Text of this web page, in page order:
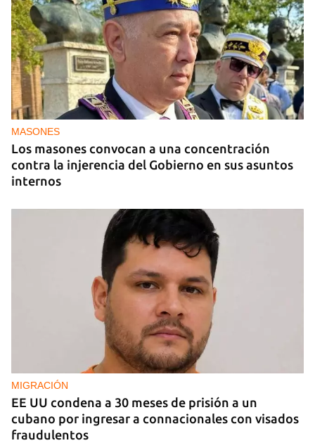
MIAMI
La hija de un diplomático castrista expulsado de
EE UU en 2003 está bajo custodia del ICE
MASONES
Los masones convocan a una concentración
contra la injerencia del Gobierno en sus asuntos
internos
MIGRACIÓN
EE UU condena a 30 meses de prisión a un
cubano por ingresar a connacionales con visados
fraudulentos